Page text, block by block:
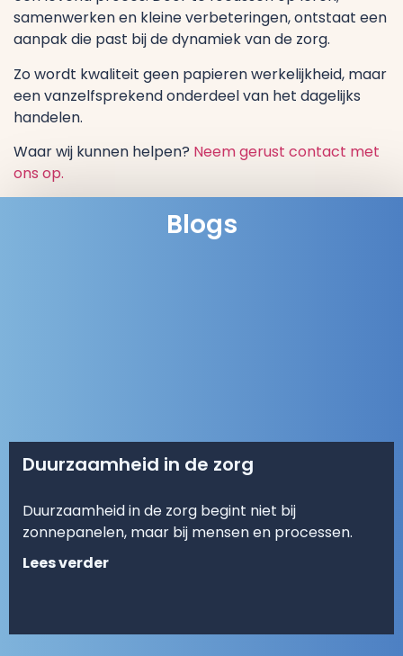
samenwerken en kleine verbeteringen, ontstaat een
aanpak die past bij de dynamiek van de zorg.
Zo wordt kwaliteit geen papieren werkelijkheid, maar
een vanzelfsprekend onderdeel van het dagelijks
handelen.
Waar wij kunnen helpen? Neem gerust contact met
ons op.
Blogs
Duurzaamheid in de zorg
Duurzaamheid in de zorg begint niet bij
zonnepanelen, maar bij mensen en processen.
Lees verder